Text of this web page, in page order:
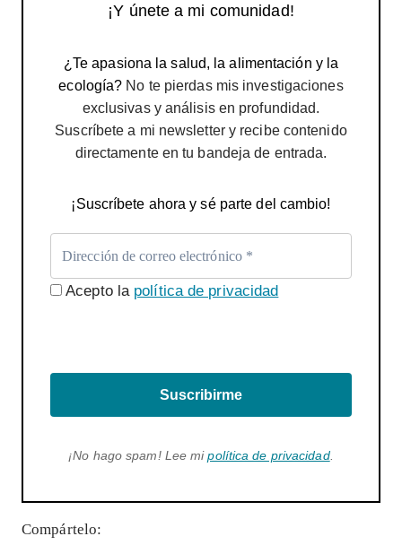
¡Y únete a mi comunidad!
¿Te apasiona la salud, la alimentación y la
ecología? No te pierdas mis investigaciones
exclusivas y análisis en profundidad.
Suscríbete a mi newsletter y recibe contenido
directamente en tu bandeja de entrada.
¡Suscríbete ahora y sé parte del cambio!
Acepto la política de privacidad
Suscribirme
¡No hago spam! Lee mipolítica de privacidad.
Compártelo: